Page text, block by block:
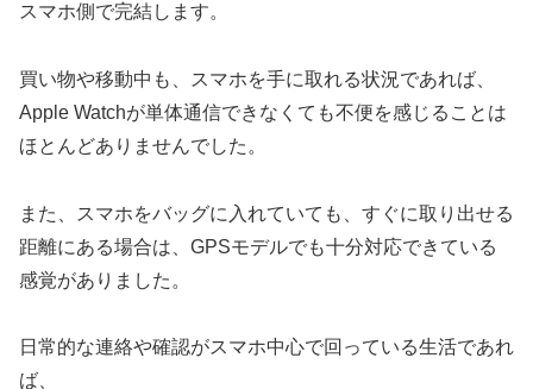
スマホ側で完結します。
買い物や移動中も、スマホを手に取れる状況であれば、
Apple Watchが単体通信できなくても不便を感じることは
ほとんどありませんでした。
また、スマホをバッグに入れていても、すぐに取り出せる
距離にある場合は、GPSモデルでも十分対応できている
感覚がありました。
日常的な連絡や確認がスマホ中心で回っている生活であれ
ば、